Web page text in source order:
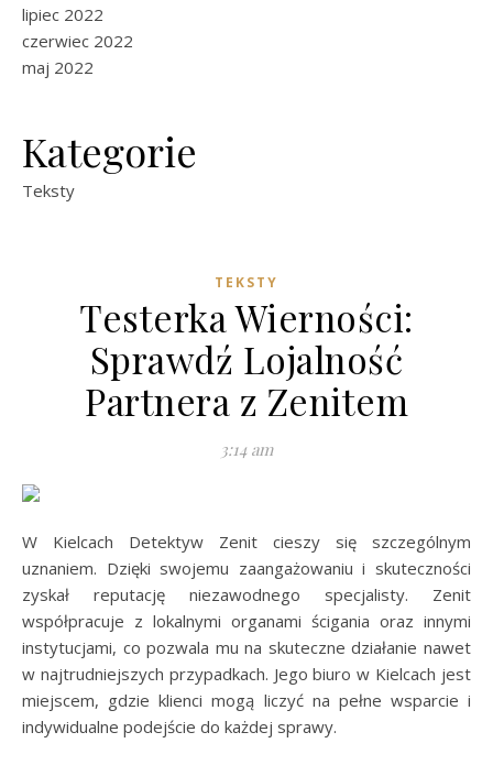
lipiec 2022
czerwiec 2022
maj 2022
Kategorie
Teksty
TEKSTY
Testerka Wierności:
Sprawdź Lojalność
Partnera z Zenitem
3:14 am
W Kielcach Detektyw Zenit cieszy się szczególnym
uznaniem. Dzięki swojemu zaangażowaniu i skuteczności
zyskał reputację niezawodnego specjalisty. Zenit
współpracuje z lokalnymi organami ścigania oraz innymi
instytucjami, co pozwala mu na skuteczne działanie nawet
w najtrudniejszych przypadkach. Jego biuro w Kielcach jest
miejscem, gdzie klienci mogą liczyć na pełne wsparcie i
indywidualne podejście do każdej sprawy.